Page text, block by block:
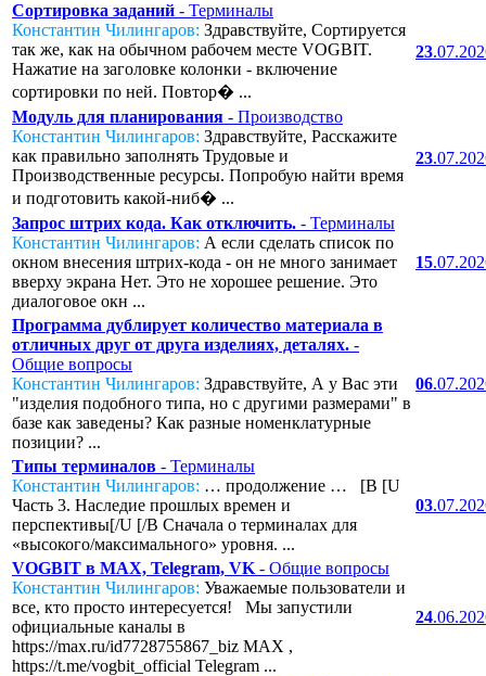
Сортировка заданий - Терминалы
Константин Чилингаров: Здравствуйте, Сортируется
так же, как на обычном рабочем месте VOGBIT.
Нажатие на заголовке колонки - включение
сортировки по ней. Повтор� ...
23
Модуль для планирования - Производство
Константин Чилингаров: Здравствуйте, Расскажите
как правильно заполнять Трудовые и
Производственные ресурсы. Попробую найти время
и подготовить какой-ниб� ...
23
Запрос штрих кода. Как отключить. - Терминалы
Константин Чилингаров: А если сделать список по
окном внесения штрих-кода - он не много занимает
вверху экрана Нет. Это не хорошее решение. Это
диалоговое окн ...
15
Программа дублирует количество материала в
отличных друг от друга изделиях, деталях. -
Общие вопросы
Константин Чилингаров: Здравствуйте, А у Вас эти
"изделия подобного типа, но с другими размерами" в
базе как заведены? Как разные номенклатурные
позиции? ...
06
Типы терминалов - Терминалы
Константин Чилингаров: … продолжение … [B [U
Часть 3. Наследие прошлых времен и
перспективы[/U [/B Сначала о терминалах для
«высокого/максимального» уровня. ...
03
VOGBIT в MAX, Telegram, VK - Общие вопросы
Константин Чилингаров: Уважаемые пользователи и
все, кто просто интересуется! Мы запустили
официальные каналы в
https://max.ru/id7728755867_biz MAX ,
https://t.me/vogbit_official Telegram ...
24